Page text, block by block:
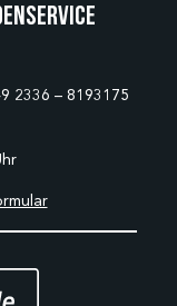
2336 – 8193175